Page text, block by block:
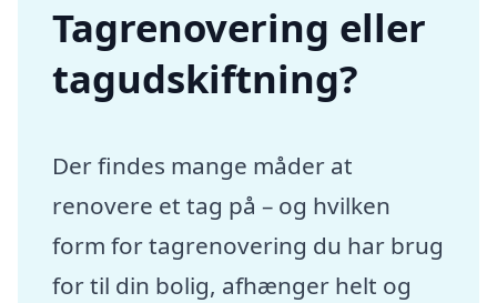
Tagrenovering eller
tagudskiftning?
Der findes mange måder at
renovere et tag på – og hvilken
form for tagrenovering du har brug
for til din bolig, afhænger helt og